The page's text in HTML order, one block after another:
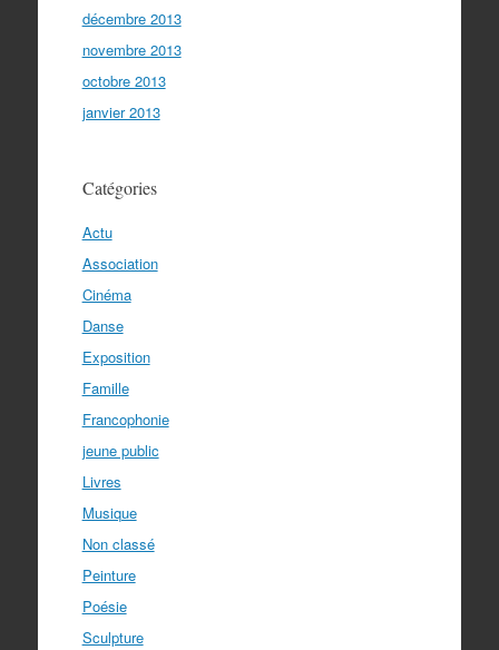
décembre 2013
novembre 2013
octobre 2013
janvier 2013
Catégories
Actu
Association
Cinéma
Danse
Exposition
Famille
Francophonie
jeune public
Livres
Musique
Non classé
Peinture
Poésie
Sculpture